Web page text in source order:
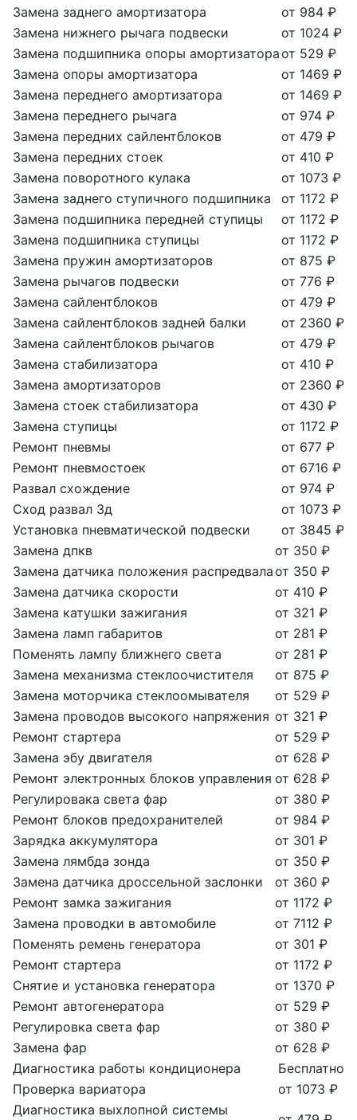
Замена заднего амортизатора
от 984 ₽
Замена нижнего рычага подвески
от 1024 ₽
Замена подшипника опоры амортизатораот 529 ₽
Замена опоры амортизатора
от 1469 ₽
Замена переднего амортизатора
от 1469 ₽
Замена переднего рычага
от 974 ₽
Замена передних сайлентблоков
от 479 ₽
Замена передних стоек
от 410 ₽
Замена поворотного кулака
от 1073 ₽
Замена заднего ступичного подшипника
от 1172 ₽
Замена подшипника передней ступицы
от 1172 ₽
Замена подшипника ступицы
от 1172 ₽
Замена пружин амортизаторов
от 875 ₽
Замена рычагов подвески
от 776 ₽
Замена сайлентблоков
от 479 ₽
Замена сайлентблоков задней балки
от 2360 ₽
Замена сайлентблоков рычагов
от 479 ₽
Замена стабилизатора
от 410 ₽
Замена амортизаторов
от 2360 ₽
Замена стоек стабилизатора
от 430 ₽
Замена ступицы
от 1172 ₽
Ремонт пневмы
от 677 ₽
Ремонт пневмостоек
от 6716 ₽
Развал схождение
от 974 ₽
Сход развал 3д
от 1073 ₽
Установка пневматической подвески
от 3845 ₽
Замена дпкв
от 350 ₽
Замена датчика положения распредвалаот 350 ₽
Замена датчика скорости
от 410 ₽
Замена катушки зажигания
от 321 ₽
Замена ламп габаритов
от 281 ₽
Поменять лампу ближнего света
от 281 ₽
Замена механизма стеклоочистителя
от 875 ₽
Замена моторчика стеклоомывателя
от 529 ₽
Замена проводов высокого напряжения от 321 ₽
Ремонт стартера
от 529 ₽
Замена эбу двигателя
от 628 ₽
Ремонт электронных блоков управления от 628 ₽
Регулировака света фар
от 380 ₽
Ремонт блоков предохранителей
от 984 ₽
Зарядка аккумулятора
от 301 ₽
Замена лямбда зонда
от 350 ₽
Замена датчика дроссельной заслонки
от 360 ₽
Ремонт замка зажигания
от 1172 ₽
Замена проводки в автомобиле
от 7112 ₽
Поменять ремень генератора
от 301 ₽
Ремонт стартера
от 1172 ₽
Снятие и установка генератора
от 1370 ₽
Ремонт автогенератора
от 529 ₽
Регулировка света фар
от 380 ₽
Замена фар
от 628 ₽
Диагностика работы кондиционера
Бесплатно
Проверка вариатора
от 1073 ₽
Диагностика выхлопной системы